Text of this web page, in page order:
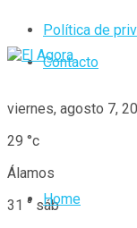
Política de
Contacto
viernes, agosto 7,
29 °c
Álamos
31 ° sáb
Home